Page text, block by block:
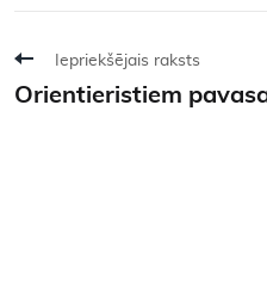
Iepriekšējais raksts
Orientieristiem